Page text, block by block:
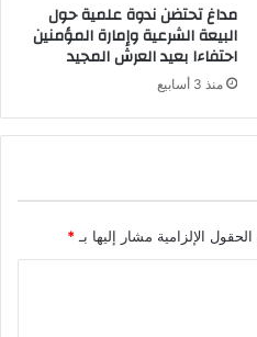
مداغ تحتضن ندوة علمية حول
البيعة الشرعية وإمارة المؤمنين
احتفاءا بعيد العرش المجيد
منذ 3 أسابيع
الحقول الإلزامية مشار إليها بـ*